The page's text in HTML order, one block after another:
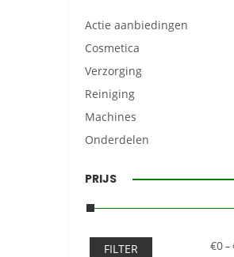
Actie aanbiedingen
Cosmetica
Verzorging
Reiniging
Machines
Onderdelen
PRIJS
FILTER €0–